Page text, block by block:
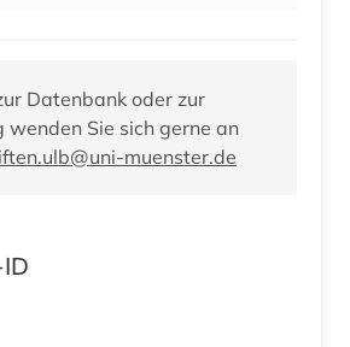
Datenbank oder zur
wenden Sie sich gerne an
muenster.de